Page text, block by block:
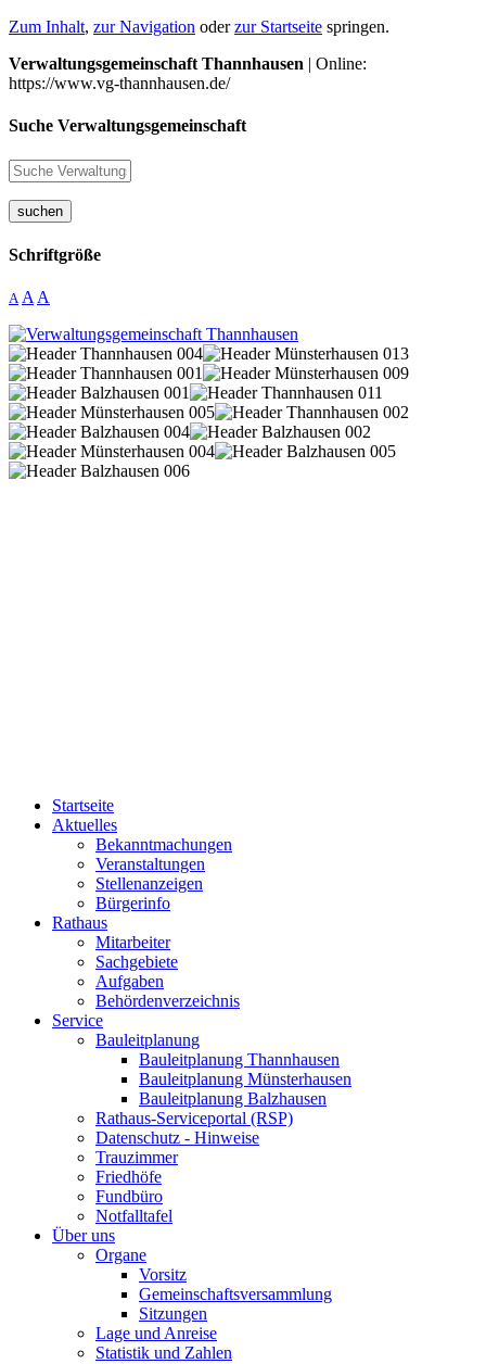
Zum Inhalt, zur Navigation oderzur Startseite springen.
Verwaltungsgemeinschaft Thannhausen | Online:
https://www.vg-thannhausen.de/
Suche Verwaltungsgemeinschaft
suchen
Schriftgröße
A A A
Startseite
Aktuelles
Bekanntmachungen
Veranstaltungen
Stellenanzeigen
Bürgerinfo
Rathaus
Mitarbeiter
Sachgebiete
Aufgaben
Behördenverzeichnis
Service
Bauleitplanung
Bauleitplanung Thannhausen
Bauleitplanung Münsterhausen
Bauleitplanung Balzhausen
Rathaus-Serviceportal (RSP)
Datenschutz - Hinweise
Trauzimmer
Friedhöfe
Fundbüro
Notfalltafel
Über uns
Organe
Vorsitz
Gemeinschaftsversammlung
Sitzungen
Lage und Anreise
Statistik und Zahlen